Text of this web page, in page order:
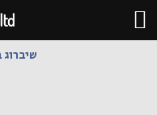
דילוג
לתוכן